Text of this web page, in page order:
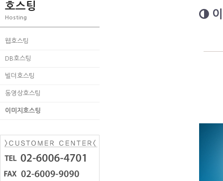
호스팅
Hosting
웹호스팅
DB호스팅
빌더호스팅
동영상호스팅
이미지호스팅